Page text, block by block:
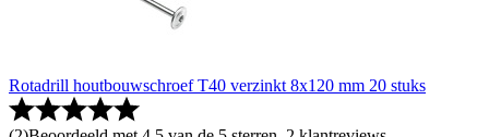
Rotadrill houtbouwschroef T40 verzinkt 8x120 mm 20 stuks